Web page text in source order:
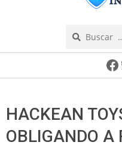
HACKEAN
OBLIGANDO A